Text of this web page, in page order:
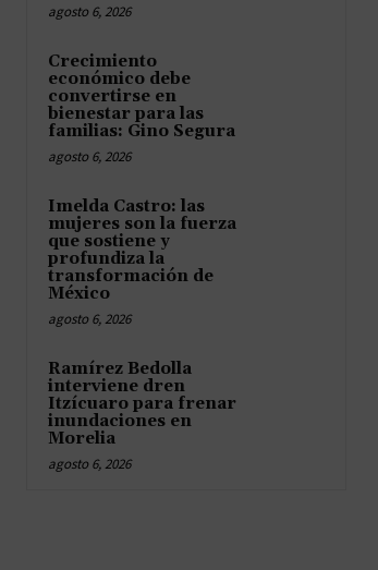
agosto 6, 2026
Crecimiento
económico debe
convertirse en
bienestar para las
familias: Gino Segura
agosto 6, 2026
Imelda Castro: las
mujeres son la fuerza
que sostiene y
profundiza la
transformación de
México
agosto 6, 2026
Ramírez Bedolla
interviene dren
Itzícuaro para frenar
inundaciones en
Morelia
agosto 6, 2026